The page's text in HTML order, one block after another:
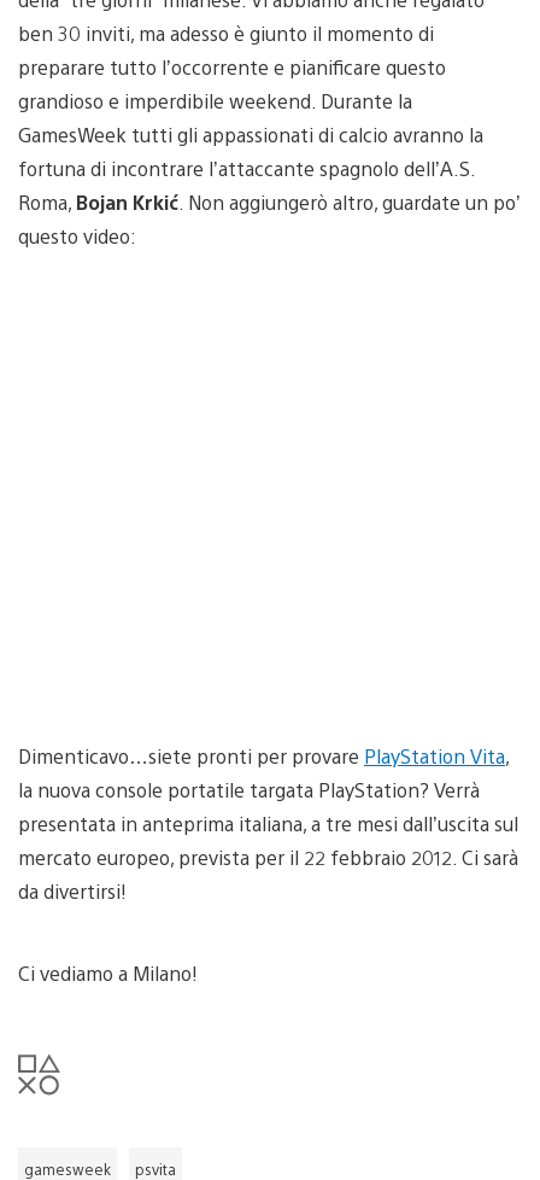
ben 30 inviti, ma adesso è giunto il momento di
preparare tutto l’occorrente e pianificare questo
grandioso e imperdibile weekend. Durante la
GamesWeek tutti gli appassionati di calcio avranno la
fortuna di incontrare l’attaccante spagnolo dell’A.S.
Roma, Bojan Krkić . Non aggiungerò altro, guardate un po’
questo video:
Dimenticavo…siete pronti per provare PlayStation Vita,
la nuova console portatile targata PlayStation? Verrà
presentata in anteprima italiana, a tre mesi dall’uscita sul
mercato europeo, prevista per il 22 febbraio 2012. Ci sarà
da divertirsi!
Ci vediamo a Milano!
gamesweek psvita